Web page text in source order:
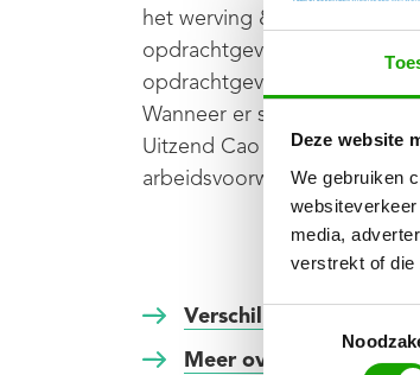
Deze website
We gebruiken
media,
verstrekt of die
het werving &
opdrachtgever/inlener ter
opdrachtgever/inlener aan
Wanneer er sprake is van
Uitzend Cao toepassen.
arbeidsvoorwaarden als
Verschil uitzenden/
Meer over de wab